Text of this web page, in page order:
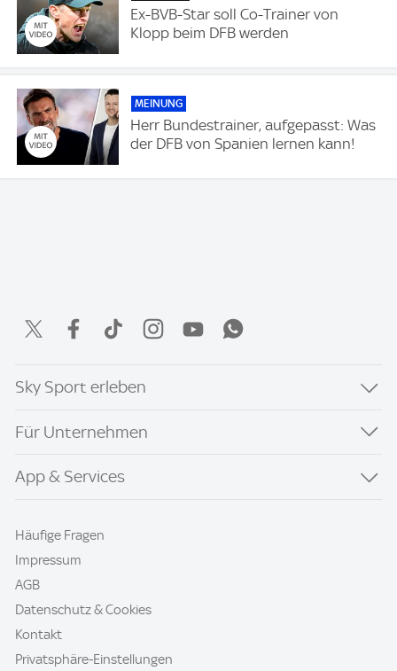
Ex-BVB-Star soll Co-Trainer von
Klopp beim DFB werden
MEINUNG
Herr Bundestrainer, aufgepasst: Was
der DFB von Spanien lernen kann!
Sky Sport erleben
Für Unternehmen
App & Services
Häufige Fragen
Impressum
AGB
Datenschutz & Cookies
Kontakt
Privatsphäre-Einstellungen